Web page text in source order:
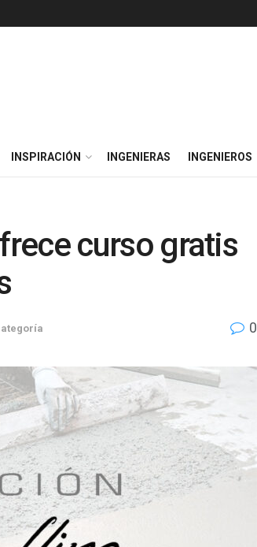
INSPIRACIÓN INGENIERAS INGENIEROS
curso gratis
0